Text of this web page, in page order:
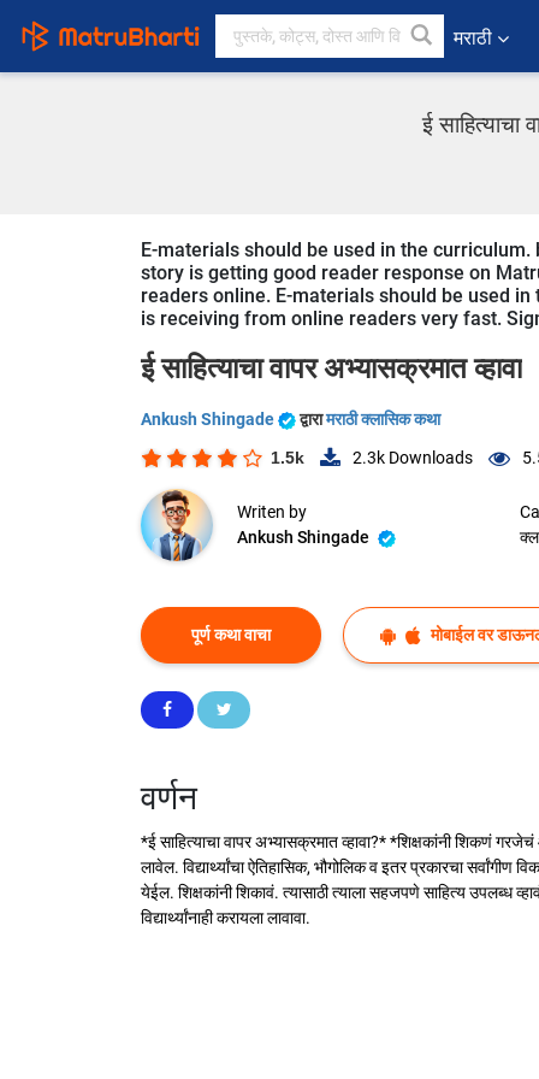
मराठी
ई साहित्याचा
E-materials should be used in the
story is getting good reader response on
readers online. E-materials should be used
is receiving from online readers very fast.
ई साहित्याचा वापर अभ्यासक्रमात व्हावा
Ankush Shingade द्वारामराठी क्लासिक कथा
1.5k 2.3k Downloads
Writen by
Ankush Shingade
पूर्ण कथा वाचा मोबाईल वर
वर्णन
*ई साहित्याचा वापर अभ्यासक्रमात व्हावा?* *शिक्षकांनी शिकणं गरजेचं
लावेल. विद्यार्थ्यांचा ऐतिहासिक, भौगोलिक व इतर प्रकारचा
येईल. शिक्षकांनी शिकावं. त्यासाठी त्याला सहजपणे साहित्य उपलब्ध
विद्यार्थ्यांनाही करायला लावावा.